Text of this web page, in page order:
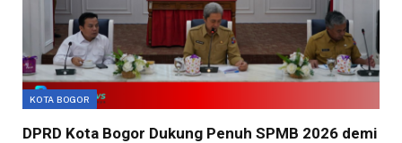
KOTA BOGOR
DPRD Kota Bogor Dukung Penuh SPMB 2026 demi